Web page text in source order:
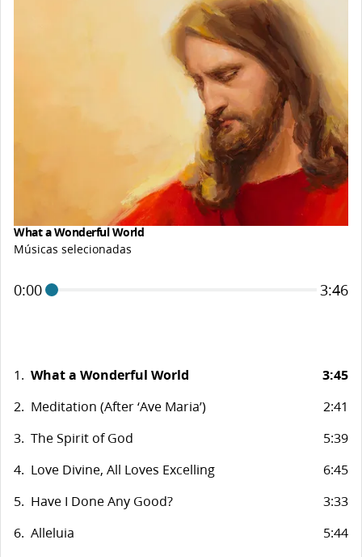
What a Wonderful World
Músicas selecionadas
0:00 3:46
1. What a Wonderful World
3:45
2. Meditation (After ‘Ave Maria’)
2:41
3. The Spirit of God
5:39
4. Love Divine, All Loves Excelling
6:45
5. Have I Done Any Good?
3:33
6. Alleluia 5:44